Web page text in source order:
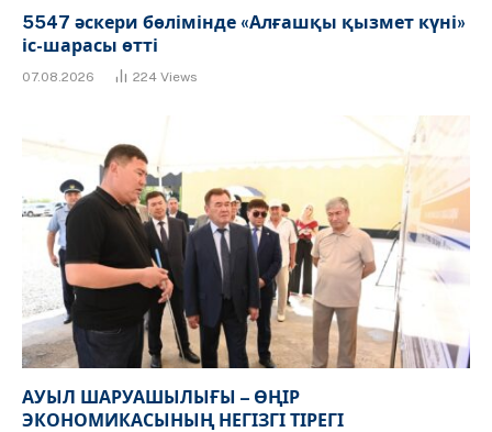
5547 әскери бөлімінде «Алғашқы қызмет күні»
іс-шарасы өтті
07.08.2026 224 Views
АУЫЛ ШАРУАШЫЛЫҒЫ – ӨҢІР
ЭКОНОМИКАСЫНЫҢ НЕГІЗГІ ТІРЕГІ